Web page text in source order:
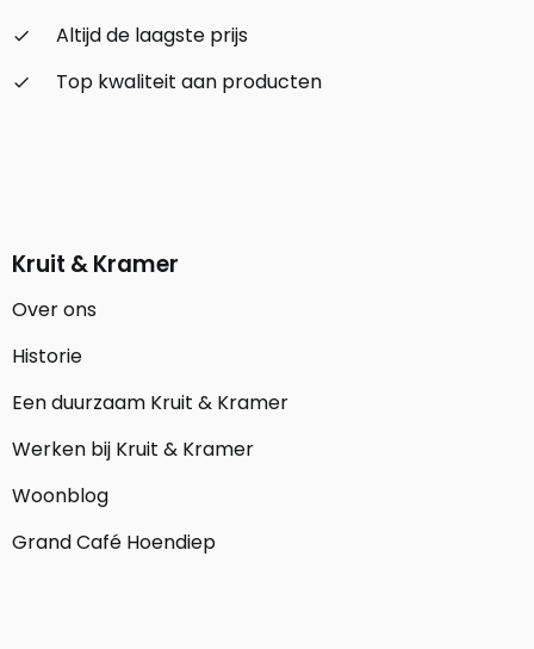
check_small
Altijd de laagste prijs
check_small
Top kwaliteit aan producten
Kruit & Kramer
Over ons
Historie
Een duurzaam Kruit & Kramer
Werken bij Kruit & Kramer
Woonblog
Grand Café Hoendiep